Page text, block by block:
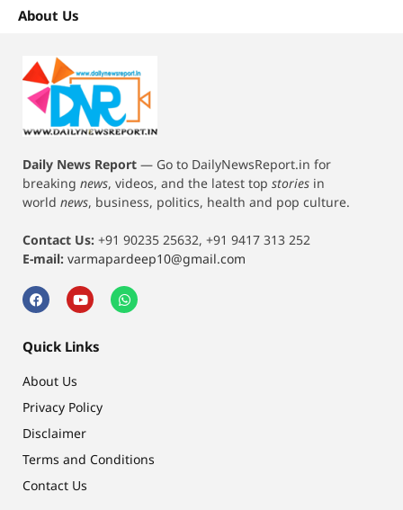
About Us
Daily News Report — Go to DailyNewsReport.in for
breaking news, videos, and the latest top stories in
world news, business, politics, health and pop culture.
Contact Us: +91 90235 25632, +91 9417 313 252
E-mail: varmapardeep10@gmail.com
Quick Links
About Us
Privacy Policy
Disclaimer
Terms and Conditions
Contact Us